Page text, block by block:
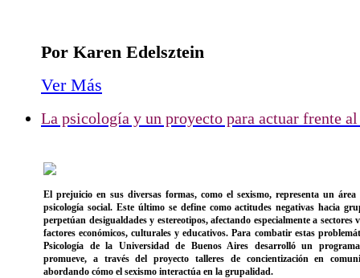
Por Karen Edelsztein
Ver Más
La psicología y un proyecto para actuar frente
El prejuicio en sus diversas formas, como el sexismo, representa un área
psicología social. Este último se define como actitudes negativas hacia
perpetúan desigualdades y estereotipos, afectando especialmente a sectores
factores económicos, culturales y educativos. Para combatir estas
Psicología de la Universidad de Buenos Aires desarrolló un
promueve, a través del proyecto talleres de concientización en
abordando cómo el sexismo interactúa en la grupalidad.